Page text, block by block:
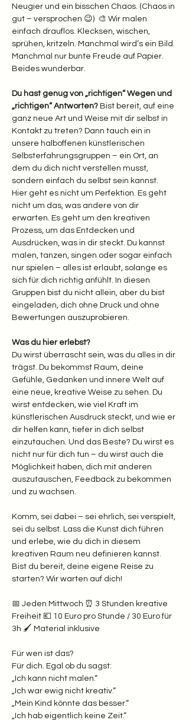
Neugier und ein bisschen Chaos. (Chaos in
gut – versprochen 😉)  🎨 Wir malen
einfach drauflos. Klecksen, wischen,
sprühen, kritzeln. Manchmal wird’s ein Bild.
Manchmal nur bunte Freude auf Papier.
Beides wunderbar.
Du hast genug von „richtigen“ Wegen und
„richtigen“ Antworten? Bist bereit, auf eine
ganz neue Art und Weise mit dir selbst in
Kontakt zu treten? Dann tauch ein in
unsere halboffenen künstlerischen
Selbsterfahrungsgruppen – ein Ort, an
dem du dich nicht verstellen musst,
sondern einfach du selbst sein kannst.
Hier geht es nicht um Perfektion. Es geht
nicht um das, was andere von dir
erwarten. Es geht um den kreativen
Prozess, um das Entdecken und
Ausdrücken, was in dir steckt. Du kannst
malen, tanzen, singen oder sogar einfach
nur spielen – alles ist erlaubt, solange es
sich für dich richtig anfühlt. In diesen
Gruppen bist du nicht allein, aber du bist
eingeladen, dich ohne Druck und ohne
Bewertungen auszuprobieren.
Was du hier erlebst?
Du wirst überrascht sein, was du alles in dir
trägst. Du bekommst Raum, deine
Gefühle, Gedanken und innere Welt auf
eine neue, kreative Weise zu sehen. Du
wirst entdecken, wie viel Kraft im
künstlerischen Ausdruck steckt, und wie er
dir helfen kann, tiefer in dich selbst
einzutauchen. Und das Beste? Du wirst es
nicht nur für dich tun – du wirst auch die
Möglichkeit haben, dich mit anderen
auszutauschen, Feedback zu bekommen
und zu wachsen.
Komm, sei dabei – sei ehrlich, sei verspielt,
sei du selbst. Lass die Kunst dich führen
und erlebe, wie du dich in diesem
kreativen Raum neu definieren kannst.
Bist du bereit, deine eigene Reise zu
starten? Wir warten auf dich!
📅 Jeden Mittwoch ⏰ 3 Stunden kreative
Freiheit 💶 10 Euro pro Stunde / 30 Euro für
3h 🖌️ Material inklusive
Für wen ist das?
Für dich. Egal ob du sagst:
„Ich kann nicht malen.“
„Ich war ewig nicht kreativ.“
„Mein Kind könnte das besser.“
„Ich hab eigentlich keine Zeit.“